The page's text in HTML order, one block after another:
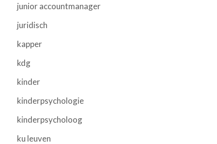
junior accountmanager
juridisch
kapper
kdg
kinder
kinderpsychologie
kinderpsycholoog
ku leuven